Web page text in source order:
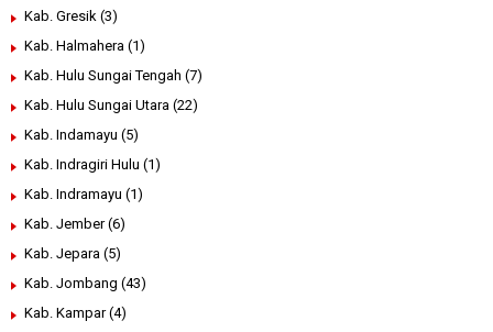
Kab. Gresik (3)
Kab. Halmahera (1)
Kab. Hulu Sungai Tengah (7)
Kab. Hulu Sungai Utara (22)
Kab. Indamayu (5)
Kab. Indragiri Hulu (1)
Kab. Indramayu (1)
Kab. Jember (6)
Kab. Jepara (5)
Kab. Jombang (43)
Kab. Kampar (4)